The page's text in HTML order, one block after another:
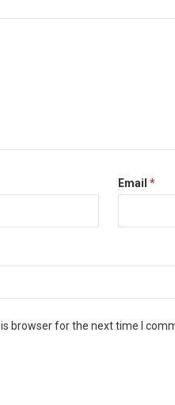
Email*
browser for the next time I